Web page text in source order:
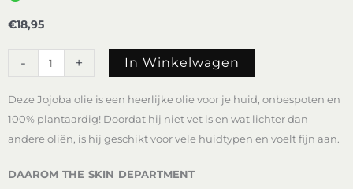
€18,95
- + In Winkelwagen
Deze Jojoba olie is een heerlijke olie voor je huid, onbespoten en
100% plantaardig! Doordat hij niet vet is en wat lichter dan
andere oliën, is hij geschikt voor vele huidtypen en voelt fijn aan.
daarom the skin department